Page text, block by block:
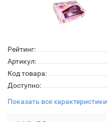
Рейтинг:
Артикул:
Код товара:
Доступно:
Показать все характеристики